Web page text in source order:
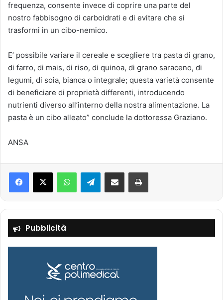
frequenza, consente invece di coprire una parte del
nostro fabbisogno di carboidrati e di evitare che si
trasformi in un cibo-nemico.
E’ possibile variare il cereale e scegliere tra pasta di grano,
di farro, di mais, di riso, di quinoa, di grano saraceno, di
legumi, di soia, bianca o integrale; questa varietà consente
di beneficiare di proprietà differenti, introducendo
nutrienti diverso all’interno della nostra alimentazione. La
pasta è un cibo alleato” conclude la dottoressa Graziano.
ANSA
Telegram
Pubblicità